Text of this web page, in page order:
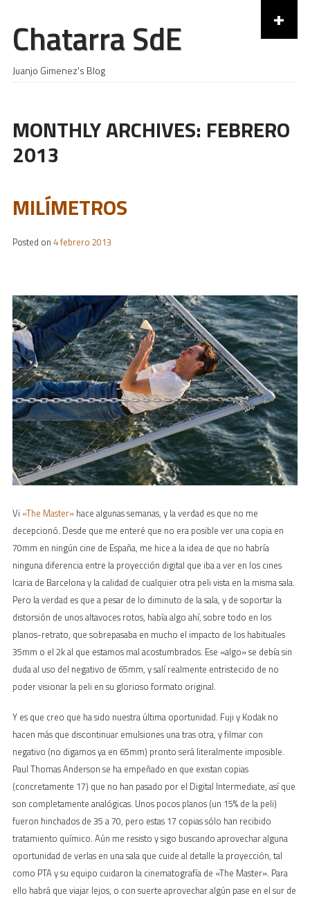
Chatarra SdE
Juanjo Gimenez's Blog
+
Skip to content
MONTHLY ARCHIVES: FEBRERO
2013
MILÍMETROS
Posted on 4 febrero 2013
Vi «The Master»hace algunas semanas, y la verdad es que no me
decepcionó. Desde que me enteré que no era posible ver una copia en
70mm en ningún cine de España, me hice a la idea de que no habría
ninguna diferencia entre la proyección digital que iba a ver en los cines
Icaria de Barcelona y la calidad de cualquier otra peli vista en la misma sala.
Pero la verdad es que a pesar de lo diminuto de la sala, y de soportar la
distorsión de unos altavoces rotos, había algo ahí, sobre todo en los
planos-retrato, que sobrepasaba en mucho el impacto de los habituales
35mm o el 2k al que estamos mal acostumbrados. Ese «algo» se debía sin
duda al uso del negativo de 65mm, y salí realmente entristecido de no
poder visionar la peli en su glorioso formato original.
Y es que creo que ha sido nuestra última oportunidad. Fuji y Kodak no
hacen más que discontinuar emulsiones una tras otra, y filmar con
negativo (no digamos ya en 65mm) pronto será literalmente imposible.
Paul Thomas Anderson se ha empeñado en que existan copias
(concretamente 17) que no han pasado por el Digital Intermediate, así que
son completamente analógicas. Unos pocos planos (un 15% de la peli)
fueron hinchados de 35 a 70, pero estas 17 copias sólo han recibido
tratamiento químico. Aún me resisto y sigo buscando aprovechar alguna
oportunidad de verlas en una sala que cuide al detalle la proyección, tal
como PTA y su equipo cuidaron la cinematografía de «The Master». Para
ello habrá que viajar lejos, o con suerte aprovechar algún pase en el sur de